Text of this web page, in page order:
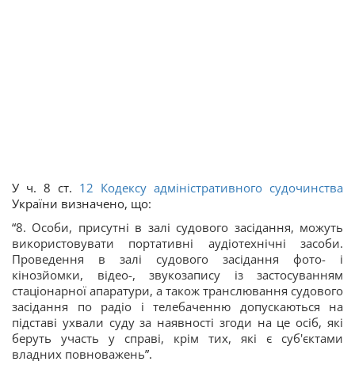
У ч. 8 ст. 12 Кодексу адміністративного судочинства
України визначено, що:
“8. Особи, присутні в залі судового засідання, можуть
використовувати портативні аудіотехнічні засоби.
Проведення в залі судового засідання фото- і
кінозйомки, відео-, звукозапису із застосуванням
стаціонарної апаратури, а також транслювання судового
засідання по радіо і телебаченню допускаються на
підставі ухвали суду за наявності згоди на це осіб, які
беруть участь у справі, крім тих, які є суб'єктами
владних повноважень”.